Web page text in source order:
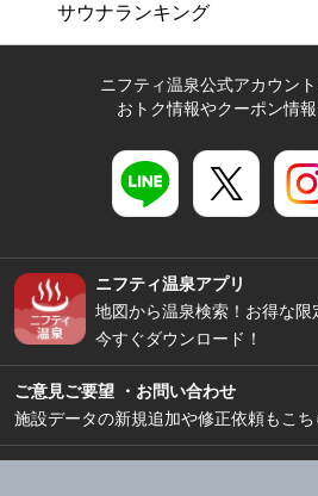
サウナランキング
ニフティ温泉公式アカウン
おトク情報やクーポン情
ニフティ温泉アプリ
地図から温泉検索！お得な限
今すぐダウンロード！
ご意見ご要望 ・お問い合わせ
施設データの新規追加や修正依頼もこち